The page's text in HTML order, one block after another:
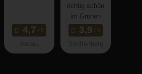
richtig schön
im Grünen